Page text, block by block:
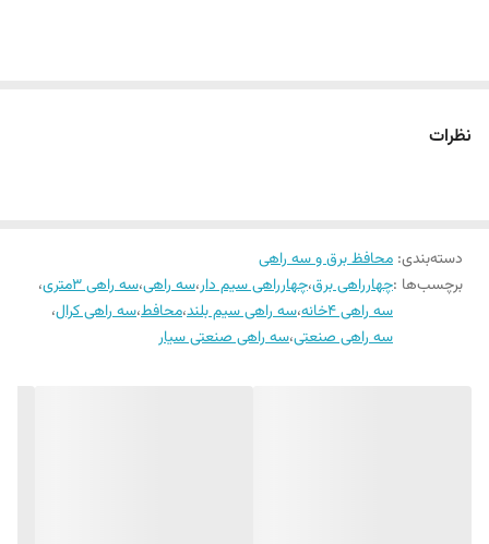
نظرات
دسته‌بندی: محافظ برق و سه راهی
برچسب‌ها :چهارراهی برق،چهارراهی سیم دار،سه راهی،سه راهی 3متری
،
سه راهی 4خانه
،سه راهی سیم بلند،محافط،سه راهی کرال،
سه راهی صنعتی،سه راهی صنعتی سیار